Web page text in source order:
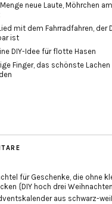
neue Laute, Möhrchen
mit dem Fahrradfahren, der
ist
DIY-Idee für flotte Hasen
Finger, das schönste
für Geschenke, die ohne
{DIY hoch drei
aus schwarz-